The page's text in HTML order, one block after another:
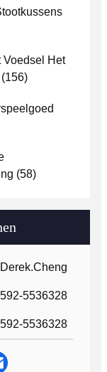
Voedsel Het
(156)
(58)
Derek.Cheng
5536328
5536328